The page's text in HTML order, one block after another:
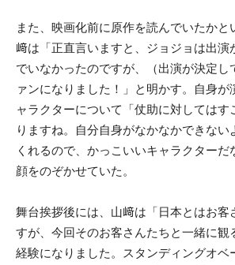
また、映画化前に原作を読んでいたかと
﨑は「正直言いますと、ジョジョは出演
でいなかったのですが、（出演が決定し
ァンになりました！」と明かす。自身が
ャラクターについて「仗助に対してはす
りますね。自分自身がなかなかできない
くれるので、かっこいいキャラクター
顔をのぞかせていた。
舞台挨拶後には、山﨑は「日本とはお客
すが、今回そのお客さんたちと一緒に観
経験になりました。スタンディングオベ